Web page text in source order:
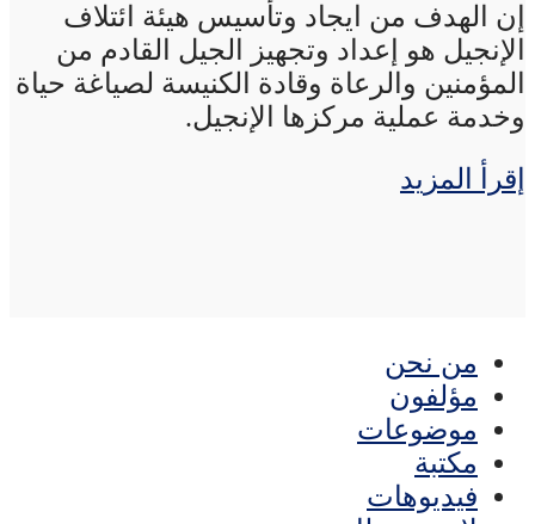
إن الهدف من ايجاد وتأسيس هيئة ائتلاف
الإنجيل هو إعداد وتجهيز الجيل القادم من
المؤمنين والرعاة وقادة الكنيسة لصياغة حياة
وخدمة عملية مركزها الإنجيل.
إقرأ المزيد
من نحن
مؤلفون
موضوعات
مكتبة
فيديوهات